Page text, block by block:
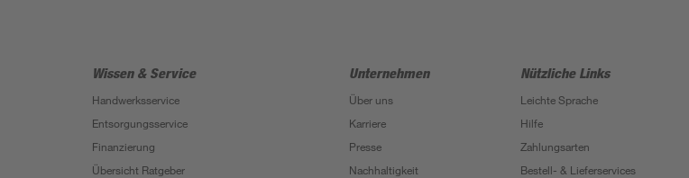
Wissen & Service
Handwerksservice
Entsorgungsservice
Finanzierung
Übersicht Ratgeber
Unternehmen
Über uns
Karriere
Presse
Nachhaltigkeit
Nützliche Links
Leichte Sprache
Hilfe
Zahlungsarten
Bestell- & Lieferservices